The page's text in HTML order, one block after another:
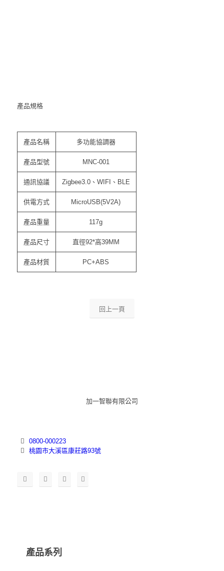
產品規格
產品名稱 多功能協調器
產品型號 MNC-001
通訊協議 Zigbee3.0、WIFI、BLE
供電方式 MicroUSB(5V2A)
產品重量 117g
產品尺寸 直徑92*高39MM
產品材質 PC+ABS
回上一頁
加一智聯有限公司
0800-000223
桃園市大溪區康莊路93號
產品系列